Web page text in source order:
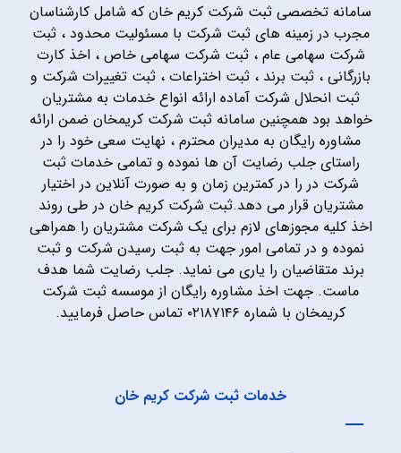
سامانه تخصصی ثبت شرکت کریم خان که شامل کارشناسان
مجرب در زمینه های ثبت شرکت با مسئولیت محدود ، ثبت
شرکت سهامی عام ، ثبت شرکت سهامی خاص ، اخذ کارت
بازرگانی ، ثبت برند ، ثبت اختراعات ، ثبت تغییرات شرکت و
ثبت انحلال شرکت آماده ارائه انواع خدمات به مشتریان
خواهد بود همچنین سامانه ثبت شرکت کریمخان ضمن ارائه
مشاوره رایگان به مدیران محترم ، نهایت سعی خود را در
راستای جلب رضایت آن ها نموده و تمامی خدمات ثبت
شرکت در را در کمترین زمان و به صورت آنلاین در اختیار
مشتریان قرار می دهد.ثبت شرکت کریم خان در طی روند
اخذ کلیه مجوزهای لازم برای یک شرکت مشتریان را همراهی
نموده و در تمامی امور جهت به ثبت رسیدن شرکت و ثبت
برند متقاضیان را یاری می نماید. جلب رضایت شما هدف
ماست. جهت اخذ مشاوره رایگان از موسسه ثبت شرکت
کریمخان با شماره ۰۲۱۸۷۱۴۶ تماس حاصل فرمایید.
خدمات ثبت شرکت کریم خان